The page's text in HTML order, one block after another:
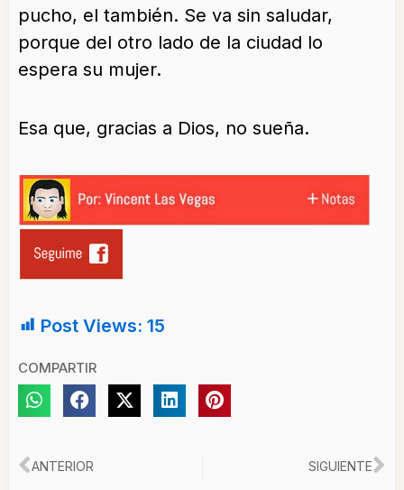
pucho, el también. Se va sin saludar,
porque del otro lado de la ciudad lo
espera su mujer.
Esa que, gracias a Dios, no sueña.
Post Views: 15
COMPARTIR
Ant
ANTERIOR SIGUIENTE